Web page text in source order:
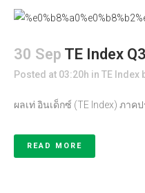
30 Sep TE Index
Posted at 03:20h in TE Index
ผลเท่ อินเด็กซ์ (TE Index) ภ
READ MORE